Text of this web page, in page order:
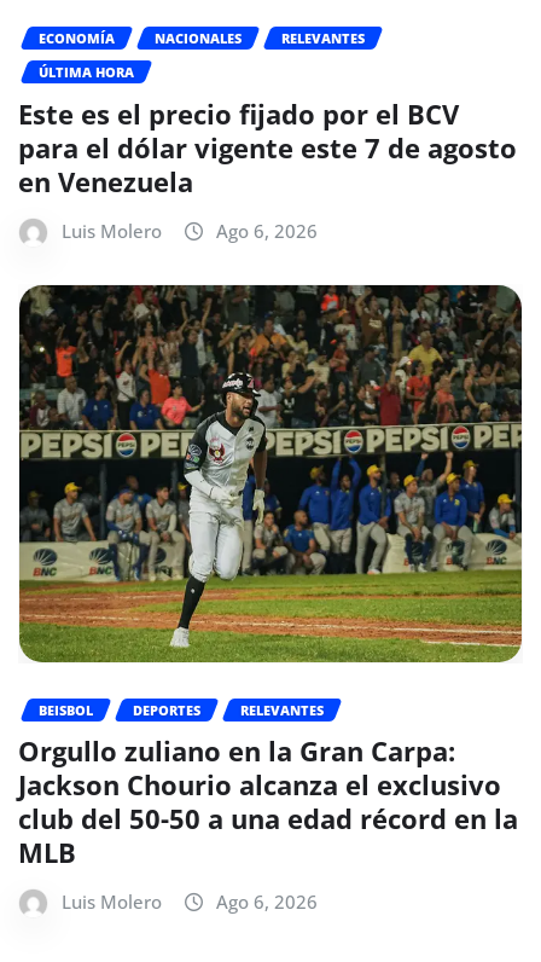
ECONOMÍA NACIONALES
RELEVANTES
ÚLTIMA HORA
Este es el precio fijado por el BCV
para el dólar vigente este 7 de agosto
en Venezuela
Luis Molero Ago 6, 2026
BEISBOL DEPORTES RELEVANTES
Orgullo zuliano en la Gran Carpa:
Jackson Chourio alcanza el exclusivo
club del 50-50 a una edad récord en la
MLB
Luis Molero Ago 6, 2026